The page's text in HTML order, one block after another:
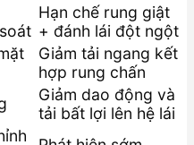
Hạn chế rung giật
+ đánh lái đột ngột
Giảm tải ngang kết
hợp rung chấn
Giảm dao động và
tải bất lợi lên hệ lái